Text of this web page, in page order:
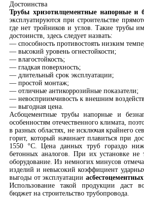
Достоинства
Трубы хризотилцементные напорные и
эксплуатируются при строительстве
где нет тройников и углов. Такие трубы
достоинств, здесь следует назвать:
— способность противостоять низким
— высокий уровень огнестойкости;
— влагостойкость;
— гладкая поверхность;
— длительный срок эксплуатации;
— простой монтаж;
— отличные антикоррозийные показатели;
— невосприимчивость к внешним
— выгодная цена.
Асбоцементные трубы напорные и
особенностям отечественного климата,
в разных областях, не исключая крайнего
горит, который начинает плавиться при
1550 °C. Цена данных труб гораздо
бетонных аналогов. При их установке не
оборудование. Из немногих минусов
изделий и невысокий коэффициент
выгоды от эксплуатации
Использование такой продукции даст
бюджет на строительство трубопровода.